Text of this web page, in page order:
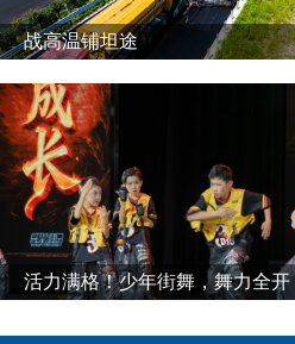
战高温铺坦途
活力满格！少年街舞，舞力全开